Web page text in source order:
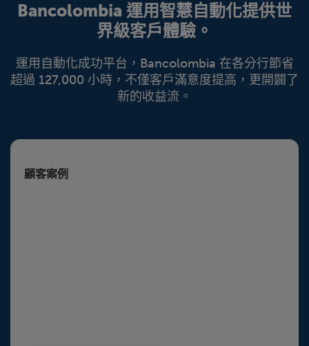
Bancolombia 運用智慧自動化提供世
界級客戶體驗。
運用自動化成功平台，Bancolombia 在各分行節省
超過 127,000 小時，不僅客戶滿意度提高，更開闢了
新的收益流。
顧客案例